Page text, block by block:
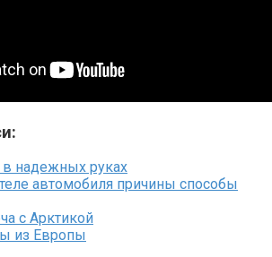
в надежных руках
автомобиля причины способы
с Арктикой
из Европы